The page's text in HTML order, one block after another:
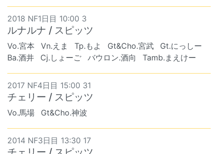
2018 NF1日目 10:00 3
ルナルナ / スピッツ
Vo.宮本 Vn.えま Tp.もよ Gt&Cho.宮武
Gt.にっしー
Ba.酒井
Cj.しょーご バウロン.酒向 Tamb.まえけー
2017 NF4日目 15:00 31
チェリー / スピッツ
Vo.馬場 Gt&Cho.神波
2014 NF3日目 13:30 17